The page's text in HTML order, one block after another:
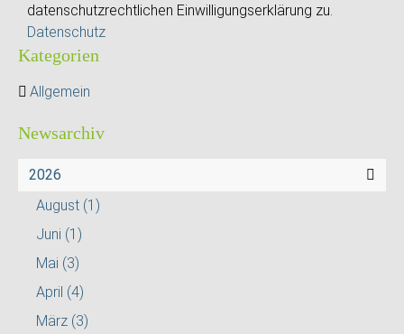
datenschutzrechtlichen Einwilligungserklärung zu.
Datenschutz
Kategorien
Allgemein
Newsarchiv
2026
August (1)
Juni (1)
Mai (3)
April (4)
März (3)